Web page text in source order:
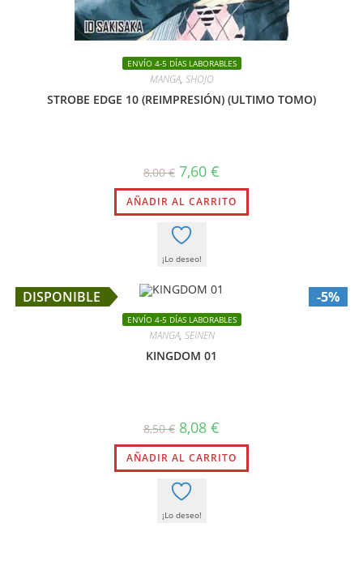
ENVÍO 4-5 DÍAS LABORABLES
MANGA, SHOJO
STROBE EDGE 10 (REIMPRESIÓN) (ULTIMO TOMO)
8,00€ El
precio
original
era:
8,00 €.
7,60 €
actual
es:
7,60 €.
AÑADIR AL CARRITO
¡Lo deseo!
DISPONIBLE -5%
ENVÍO 4-5 DÍAS LABORABLES
MANGA, SEINEN
KINGDOM 01
8,50€ El
precio
original
era:
8,50 €.
8,08 €
actual
es:
8,08 €.
AÑADIR AL CARRITO
¡Lo deseo!